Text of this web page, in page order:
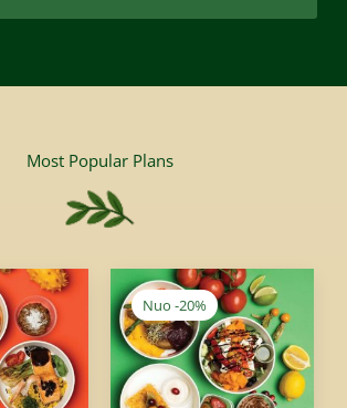
Most Popular Plans
Price
range:
25,90€
through
500,00€
Nuo -20%
Price
range:
25,90€
through
412,00€